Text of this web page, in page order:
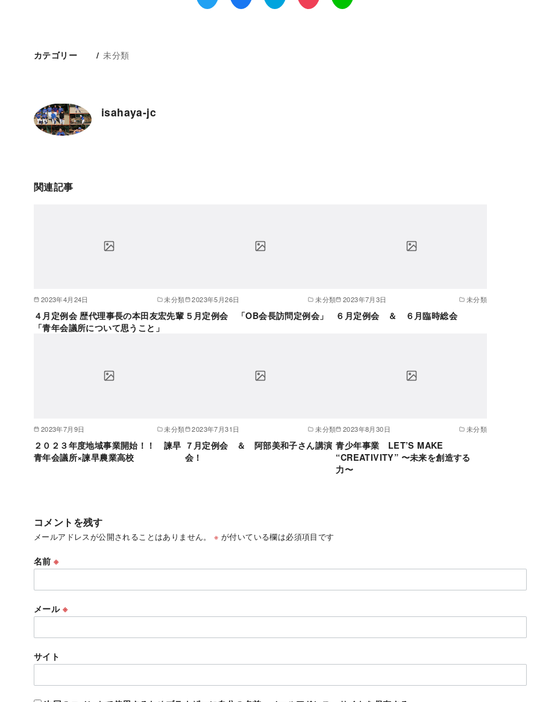
カテゴリー 未分類
isahaya-jc
関連記事
2023年4月24日 未分類
４月定例会 歴代理事長の本田友宏先輩
「青年会議所について思うこと」
2023年5月26日 未分類
５月定例会 「OB会長訪問定例会」
2023年7月3日 未分類
６月定例会 ＆ ６月臨時総会
2023年7月9日 未分類
２０２３年度地域事業開始！！ 諫早
青年会議所×諫早農業高校
2023年7月31日 未分類
７月定例会 ＆ 阿部美和子さん講演
会！
2023年8月30日 未分類
青少年事業 LET’S MAKE
“CREATIVITY” 〜未来を創造する
力〜
コメントを残す
メールアドレスが公開されることはありません。 ※ が付いている欄は必須項目です
名前※
メール ※
サイト